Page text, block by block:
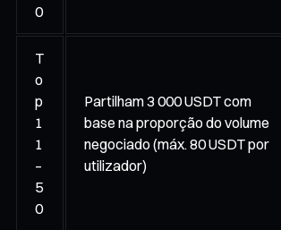
0
T
o
p
1
1
–
5
0
Partilham 3 000 USDT com
base na proporção do volume
negociado (máx. 80 USDT por
utilizador)